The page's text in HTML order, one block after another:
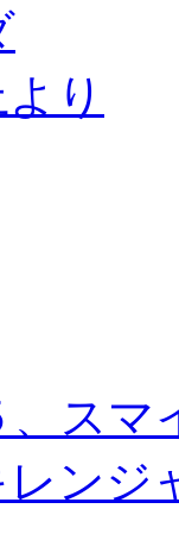
り
スマ
ンジ